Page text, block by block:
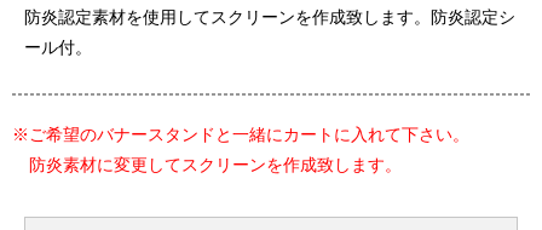
防炎認定素材を使用してスクリーンを作成致します。防炎認定シ
ール付。
※ご希望のバナースタンドと一緒にカートに入れて下さい。
防炎素材に変更してスクリーンを作成致します。